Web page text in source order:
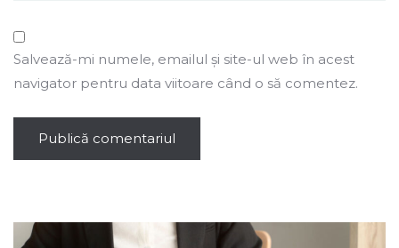
Salvează-mi numele, emailul și site-ul web în acest
navigator pentru data viitoare când o să comentez.